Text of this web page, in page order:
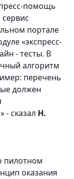
помощь
портале
«экспресс-
- тесты. В
алгоритм
перечень
должен
- сказал Н.
пилотном
оказания